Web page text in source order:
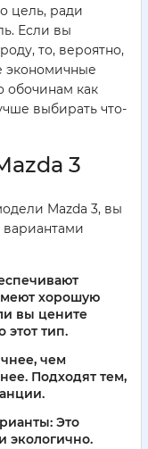
цель, ради
Если вы
то, вероятно,
экономичные
обочинам как
выбирать что-
3
Mazda 3, вы
вариантами
хорошую
вы цените
этот тип.
чем
Подходят тем,
Это
экологично.